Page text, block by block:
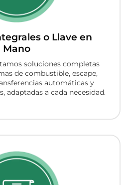
o Llave en
Mano
soluciones completas
de combustible, escape,
automáticas y
adaptadas a cada necesidad.